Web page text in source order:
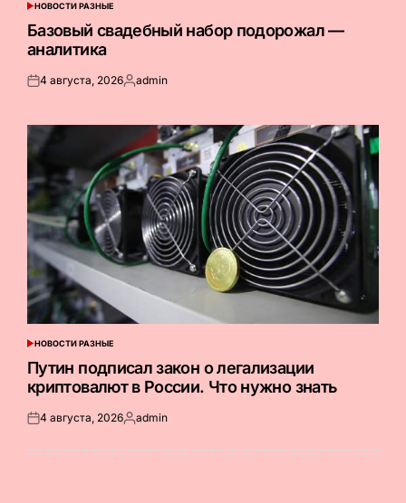
ОПУБЛИКОВАНО
В
НОВОСТИ РАЗНЫЕ
Базовый свадебный набор подорожал —
аналитика
Опубликовано
4 августа, 2026Запись
admin
ОПУБЛИКОВАНО
В
НОВОСТИ РАЗНЫЕ
Путин подписал закон о легализации
криптовалют в России. Что нужно знать
Опубликовано
4 августа, 2026Запись
admin